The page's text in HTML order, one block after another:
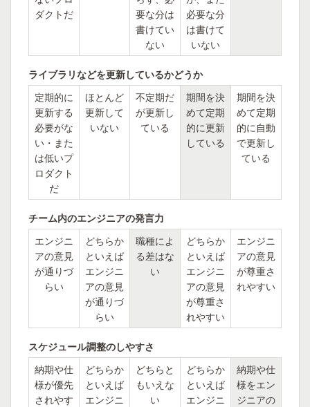
ダクトだ
要な分は
書けてい
ない
必要な分
は書けて
いない
ライブラリなどを更新しているかどうか
定期的に
更新する
必要がな
い・また
は低いプ
ロダクト
だ
ほとんど
更新して
いない
不定期だ
が更新し
ている
期間を決
めて定期
的に更新
している
期間を決
めて定期
的に自動
で更新し
ている
チーム内のエンジニアの発言力
エンジニ
アの意見
が通りづ
らい
どちらか
といえば
エンジニ
アの意見
が通りづ
らい
職種によ
る差はな
い
どちらか
といえば
エンジニ
アの意見
が尊重さ
れやすい
エンジニ
アの意見
が尊重さ
れやすい
スケジュール調整のしやすさ
納期や仕
様が優先
されやす
どちらか
といえば
エンジニ
どちらと
もいえな
い
どちらか
といえば
エンジニ
納期や仕
様をエン
ジニアの